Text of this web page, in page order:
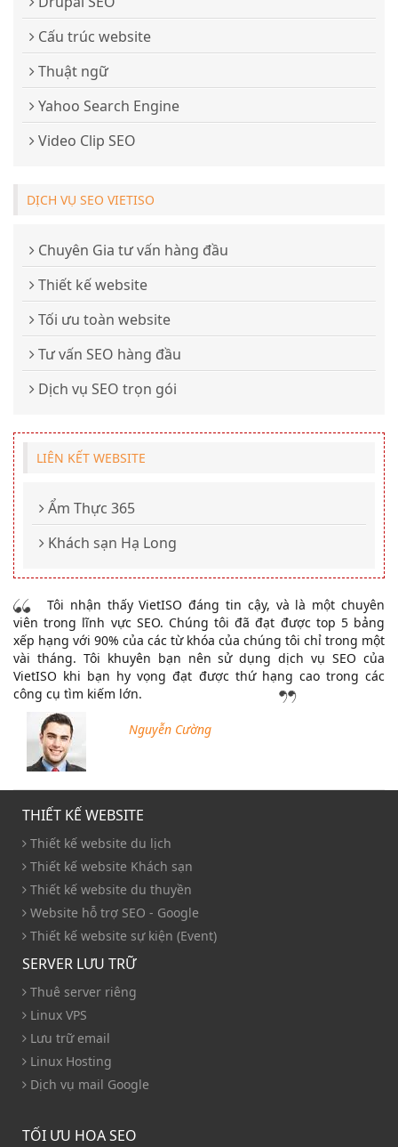
Cấu trúc website
Thuật ngữ
Yahoo Search Engine
Video Clip SEO
DỊCH VỤ SEO VIETISO
Chuyên Gia tư vấn hàng đầu
Thiết kế website
Tối ưu toàn website
Tư vấn SEO hàng đầu
Dịch vụ SEO trọn gói
LIÊN KẾT WEBSITE
Ẩm Thực 365
Khách sạn Hạ Long
Tôi nhận thấy VietISO đáng tin cậy, và là một chuyên
viên trong lĩnh vực SEO. Chúng tôi đã đạt được top 5 bảng
xếp hạng với 90% của các từ khóa của chúng tôi chỉ trong một
vài tháng. Tôi khuyên bạn nên sử dụng dịch vụ SEO của
VietISO khi bạn hy vọng đạt được thứ hạng cao trong các
công cụ tìm kiếm lớn.
Nguyễn Cường
THIẾT KẾ WEBSITE
Thiết kế website du lịch
Thiết kế website Khách sạn
Thiết kế website du thuyền
Website hỗ trợ SEO - Google
Thiết kế website sự kiện (Event)
SERVER LƯU TRỮ
Thuê server riêng
Linux VPS
Lưu trữ email
Linux Hosting
Dịch vụ mail Google
TỐI ƯU HOA SEO